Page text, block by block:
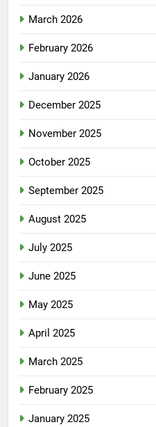
March 2026
February 2026
January 2026
December 2025
November 2025
October 2025
September 2025
August 2025
July 2025
June 2025
May 2025
April 2025
March 2025
February 2025
January 2025